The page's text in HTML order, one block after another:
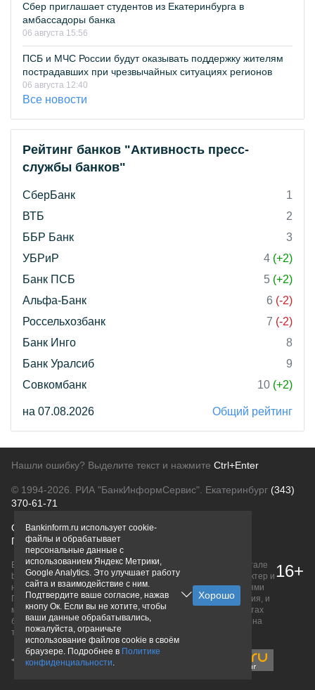
Сбер приглашает студентов из Екатеринбурга в
амбассадоры банка
06 августа 15:56
ПСБ и МЧС России будут оказывать поддержку жителям
пострадавших при чрезвычайных ситуациях регионов
06 августа 12:40
Все новости
Рейтинг банков "Активность пресс-
службы банков"
СберБанк
1
ВТБ
2
ББР Банк
3
УБРиР
4 (+2)
Банк ПСБ
5 (+2)
Альфа-Банк
6 (-2)
Россельхозбанк
7 (-2)
Банк Инго
8
Банк Уралсиб
9
Совкомбанк
10 (+2)
на 07.08.2026 Общий рейтинг
Нашли ошибку? Выделите текст и нажмите Ctrl+Enter
© 1994-2026. РИА "БанкИнформСервис". Екатеринбург (343)
370-61-71
О проектеПолитика конфиденциальности
Правовая информацияДля рекламодателей
Вся информация о продуктах банков, размещенная на портале
bankinform.ru, носит исключительно ознакомительный характер и
не является публичной офертой, определяемой положениями
ГК РФ. Информация не содержит точного и полного описания, и
может быть изменена. Конечные условия уточняйте на сайтах
банков или при личном обращении. Исключительное право на
товарные знаки принадлежит их правообладателям.
16+
Bankinform.ru использует cookie-
файлы и обрабатывает
персональные данные с
использованием Яндекс Метрики,
Google Analytics. Это улучшает работу
сайта и взаимодействие с ним.
Подтвердите ваше согласие, нажав
кнопу Ок. Если вы не хотите, чтобы
ваши данные обрабатывались,
пожалуйста, ограничьте
использование файлов cookie в своём
браузере. Подробнее в Политике
конфиденциальности.